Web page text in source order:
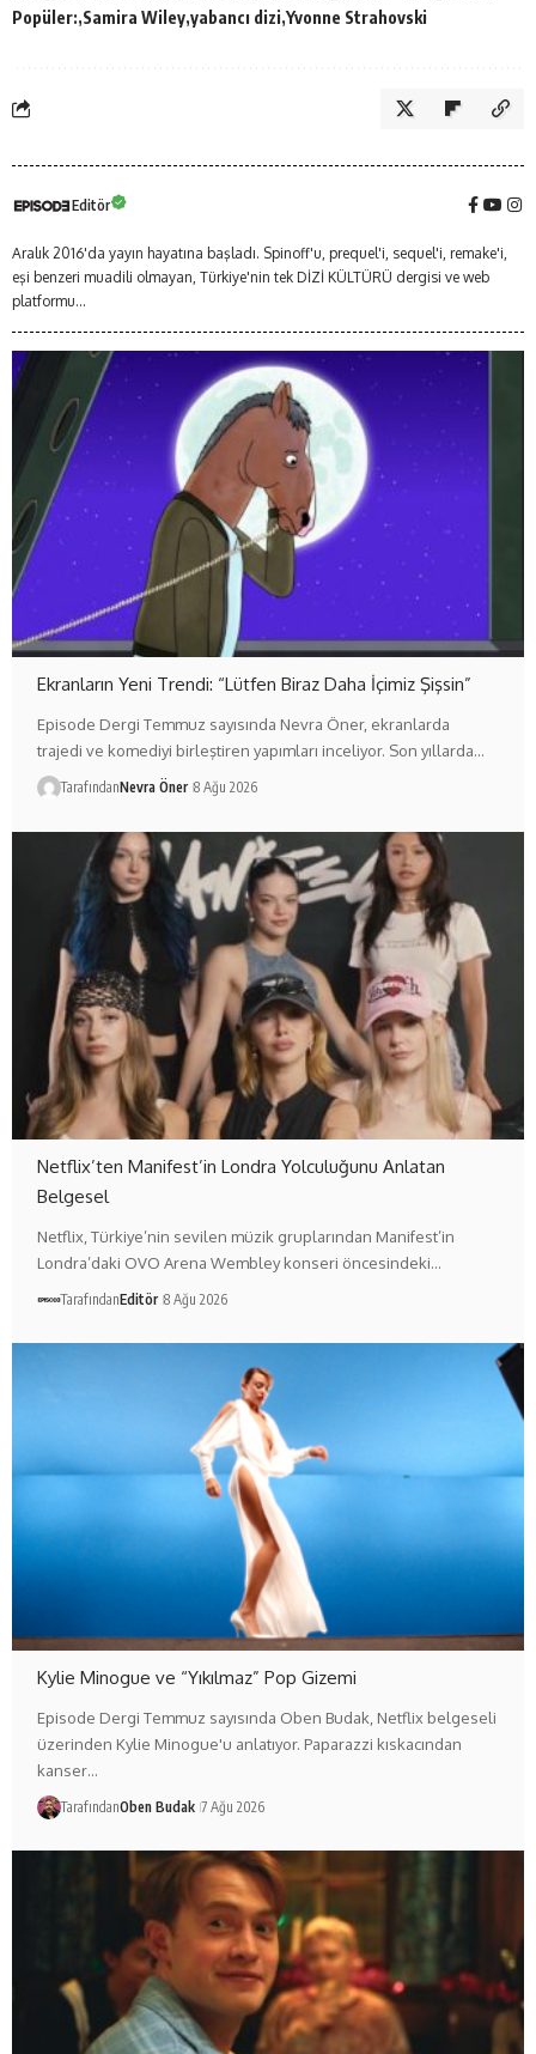
Popüler: Samira Wiley yabancı dizi Yvonne Strahovski
Editör
Aralık 2016'da yayın hayatına başladı. Spinoff'u, prequel'i, sequel'i, remake'i,
eşi benzeri muadili olmayan, Türkiye'nin tek DİZİ KÜLTÜRÜ dergisi ve web
platformu...
Ekranların Yeni Trendi: “Lütfen Biraz Daha İçimiz Şişsin”
Episode Dergi Temmuz sayısında Nevra Öner, ekranlarda
trajedi ve komediyi birleştiren yapımları inceliyor. Son yıllarda…
TarafındanNevra Öner 8 Ağu 2026
Netflix’ten Manifest’in Londra Yolculuğunu Anlatan
Belgesel
Netflix, Türkiye’nin sevilen müzik gruplarından Manifest’in
Londra’daki OVO Arena Wembley konseri öncesindeki…
TarafındanEditör 8 Ağu 2026
Kylie Minogue ve “Yıkılmaz” Pop Gizemi
Episode Dergi Temmuz sayısında Oben Budak, Netflix belgeseli
üzerinden Kylie Minogue'u anlatıyor. Paparazzi kıskacından
kanser…
TarafındanOben Budak 7 Ağu 2026